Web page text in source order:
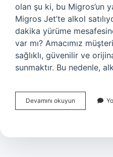
olan şu ki, bu Migros’un
Migros Jet’te alkol
dakika yürüme
var mı? Amacımız
sağlıklı, güvenilir ve
sunmaktır. Bu nedenle,
Devamını okuyun
Alkol